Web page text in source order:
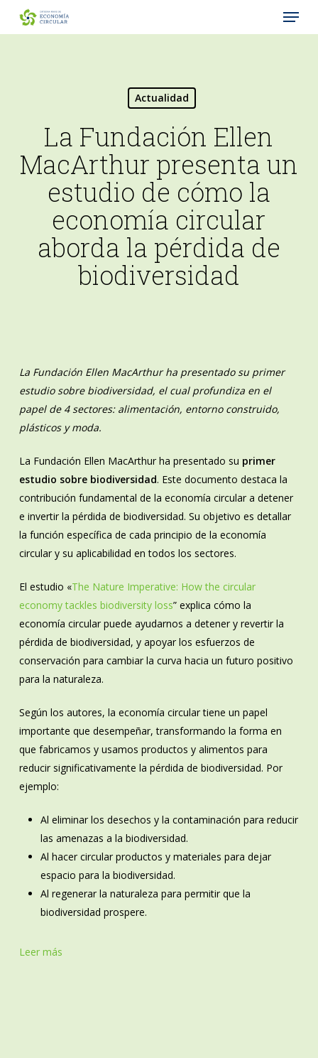
Menu
Actualidad
La Fundación Ellen
MacArthur presenta un
estudio de cómo la
economía circular
aborda la pérdida de
biodiversidad
La Fundación Ellen MacArthur ha presentado su primer
estudio sobre biodiversidad, el cual profundiza en el
papel de 4 sectores: alimentación, entorno construido,
plásticos y moda.
La Fundación Ellen MacArthur ha presentado su primer
estudio sobre biodiversidad. Este documento destaca la
contribución fundamental de la economía circular a detener
e invertir la pérdida de biodiversidad. Su objetivo es detallar
la función específica de cada principio de la economía
circular y su aplicabilidad en todos los sectores.
El estudio «The Nature Imperative: How the circular
economy tackles biodiversity loss” explica cómo la
economía circular puede ayudarnos a detener y revertir la
pérdida de biodiversidad, y apoyar los esfuerzos de
conservación para cambiar la curva hacia un futuro positivo
para la naturaleza.
Según los autores, la economía circular tiene un papel
importante que desempeñar, transformando la forma en
que fabricamos y usamos productos y alimentos para
reducir significativamente la pérdida de biodiversidad. Por
ejemplo:
Al eliminar los desechos y la contaminación para reducir
las amenazas a la biodiversidad.
Al hacer circular productos y materiales para dejar
espacio para la biodiversidad.
Al regenerar la naturaleza para permitir que la
biodiversidad prospere.
Leer más